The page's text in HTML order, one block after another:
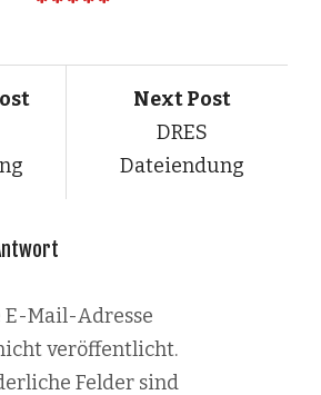
Next Post
DRES
Dateiendung
E-Mail-Adresse
veröffentlicht.
Felder sind